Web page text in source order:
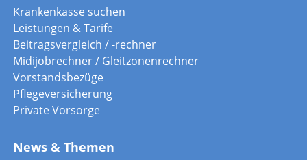
Krankenkasse suchen
Leistungen & Tarife
Beitragsvergleich / -rechner
Midijobrechner / Gleitzonenrechner
Vorstandsbezüge
Pflegeversicherung
Private Vorsorge
News & Themen